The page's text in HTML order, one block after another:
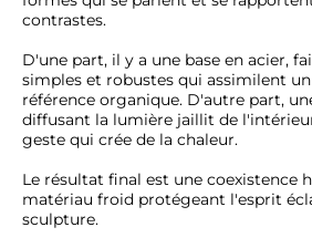
contrastes.
D'une part, il y a une base en acier,
simples et robustes qui assimilent
référence organique. D'autre part,
diffusant la lumière jaillit de
geste qui crée de la chaleur.
Le résultat final est une coexistence
matériau froid protégeant l'esprit
sculpture.